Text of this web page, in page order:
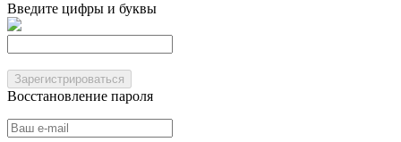
Введите цифры и буквы
Зарегистрироваться
Восстановление пароля